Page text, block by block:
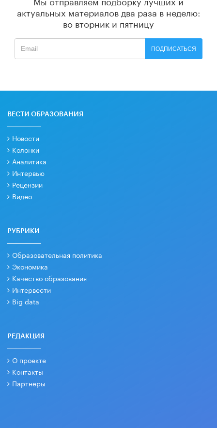
актуальных материалов два раза в неделю:
во вторник и пятницу
ПОДПИСАТЬСЯ
ВЕСТИ ОБРАЗОВАНИЯ
Новости
Колонки
Аналитика
Интервью
Рецензии
Видео
РУБРИКИ
Образовательная политика
Экономика
Качество образования
Интервести
Big data
РЕДАКЦИЯ
О проекте
Контакты
Партнеры